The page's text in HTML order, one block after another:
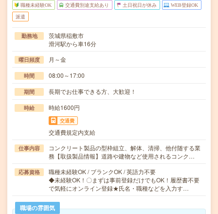
職種未経験OK 交通費別途支給あり 土日祝日が休み WEB登録OK
派遣
勤務地
茨城県稲敷市
滑河駅から車16分
曜日頻度 月～金
時間 08:00～17:00
期間 長期でお仕事できる方、大歓迎！
時給 時給1600円
交通費
交通費規定内支給
仕事内容
コンクリート製品の型枠組立、解体、清掃、他付随する業
務【取扱製品情報】道路や建物など使用されるコンク…
応募資格
職種未経験OK / ブランクOK / 英語力不要
◆未経験OK！〇まずは事前登録だけでもOK！履歴書不要
で気軽にオンライン登録★氏名・職種などを入力す…
職場の雰囲気